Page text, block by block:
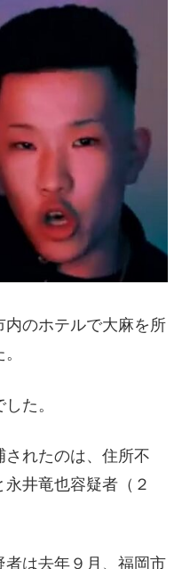
内のホテルで大麻を所
た。
れたのは、住所不
井竜也容疑者（２
は去年９月、福岡市